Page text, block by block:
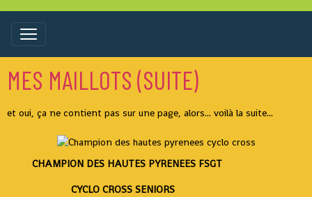
MES MAILLOTS (SUITE)
et oui, ça ne contient pas sur une page, alors... voilà la suite...
CHAMPION DES HAUTES PYRENEES FSGT
CYCLO CROSS SENIORS